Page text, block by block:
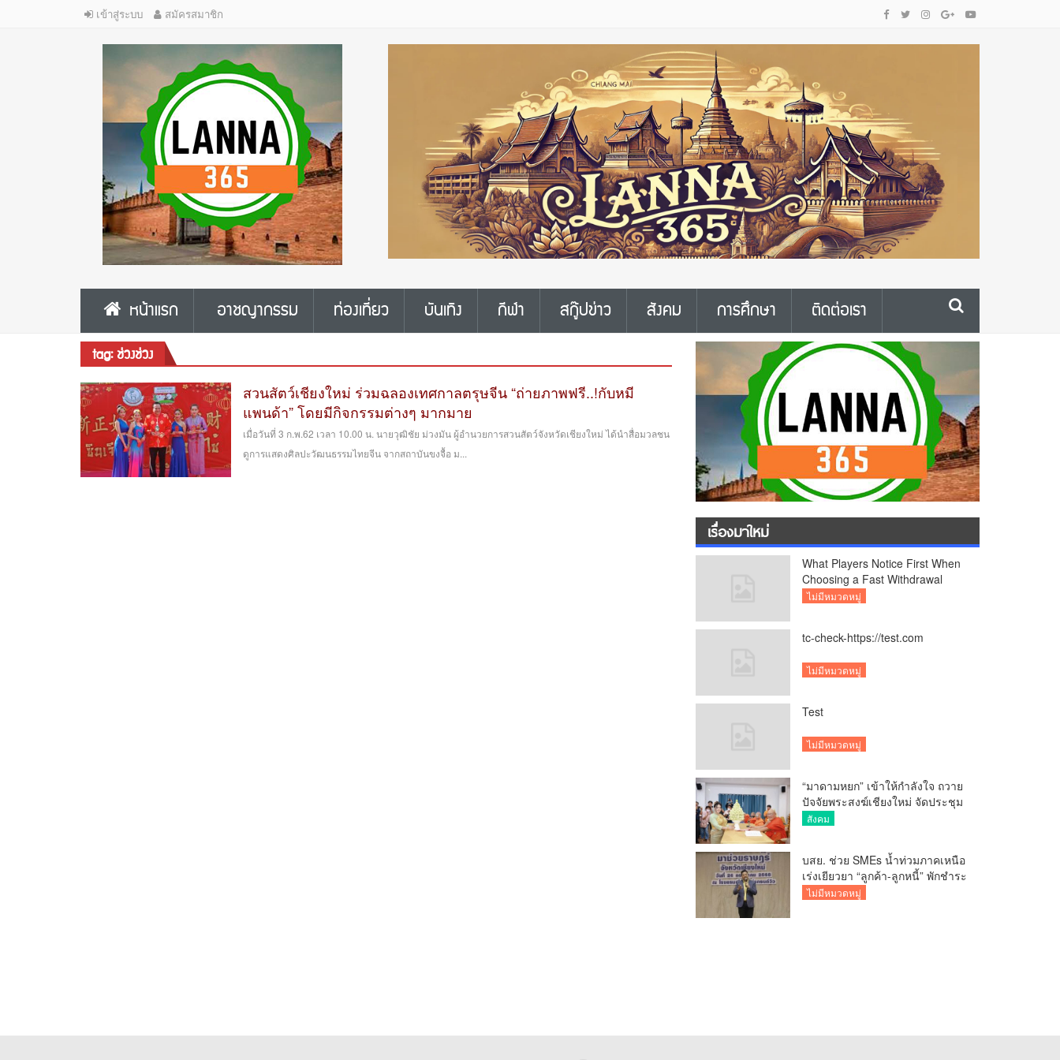
เข้าสู่ระบบ สมัครสมาชิก
หน้าแรก อาชญากรรม ท่องเที่ยว บันเทิง กีฬา สกู๊ปข่าว สังคม การศึกษา ติดต่อเรา
tag: ช่วงช่วง
สวนสัตว์เชียงใหม่ ร่วมฉลองเทศกาลตรุษจีน “ถ่ายภาพฟรี..!กับหมี
แพนด้า” โดยมีกิจกรรมต่างๆ มากมาย
เมื่อวันที่ 3 ก.พ.62 เวลา 10.00 น. นายวุฒิชัย ม่วงมัน ผู้อำนวยการสวนสัตว์จังหวัดเชียงใหม่ ได้นำสื่อมวลชน
ดูการแสดงศิลปะวัฒนธรรมไทยจีน จากสถาบันขงจื้อ ม...
เรื่องมาใหม่
What Players Notice First When
Choosing a Fast Withdrawal
Casino UK
ไม่มีหมวดหมู่
tc-check-https://test.com
ไม่มีหมวดหมู่
Test
ไม่มีหมวดหมู่
“มาดามหยก” เข้าให้กำลังใจ ถวาย
ปัจจัยพระสงฆ์เชียงใหม่ จัดประชุม
ทำบัญชีรายรับรายจ่ายของวัด กว่า
สังคม
บสย. ช่วย SMEs น้ำท่วมภาคเหนือ
เร่งเยียวยา “ลูกค้า-ลูกหนี้” พักชำระ
ค่าธรรมเนียม-ค่างวด
ไม่มีหมวดหมู่